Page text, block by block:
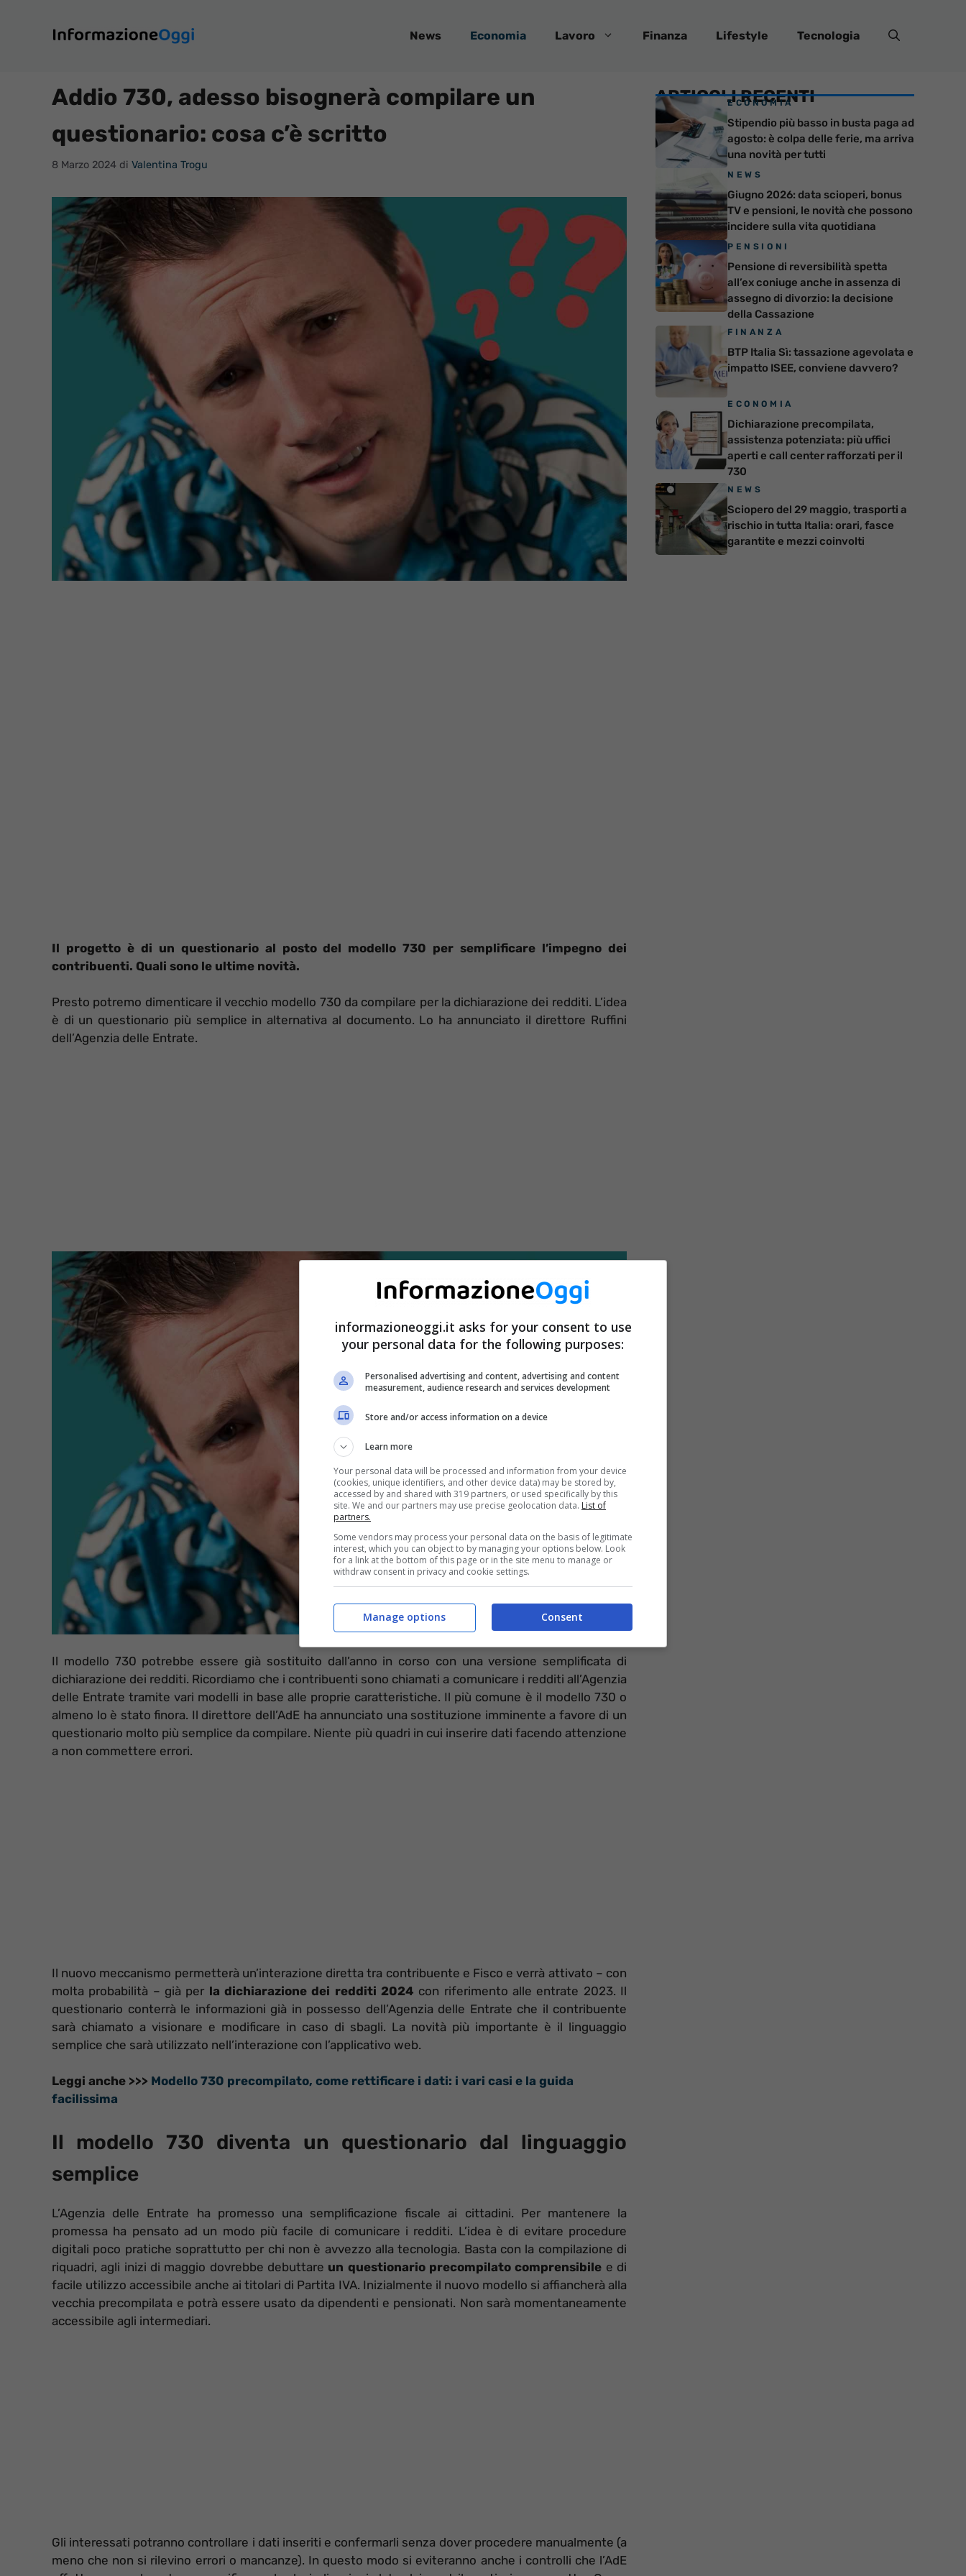
contenuto
News Economia Lavoro Finanza Lifestyle Tecnologia
Addio 730, adesso bisognerà compilare un
questionario: cosa c’è scritto
8 Marzo 2024 di Valentina Trogu
Il progetto è di un questionario al posto del modello 730 per semplificare l’impegno dei
contribuenti. Quali sono le ultime novità.
Presto potremo dimenticare il vecchio modello 730 da compilare per la dichiarazione dei redditi. L’idea
è di un questionario più semplice in alternativa al documento. Lo ha annunciato il direttore Ruffini
dell’Agenzia delle Entrate.
Il modello 730 potrebbe essere già sostituito dall’anno in corso con una versione semplificata di
dichiarazione dei redditi. Ricordiamo che i contribuenti sono chiamati a comunicare i redditi all’Agenzia
delle Entrate tramite vari modelli in base alle proprie caratteristiche. Il più comune è il modello 730 o
almeno lo è stato finora. Il direttore dell’AdE ha annunciato una sostituzione imminente a favore di un
questionario molto più semplice da compilare. Niente più quadri in cui inserire dati facendo attenzione
a non commettere errori.
Il nuovo meccanismo permetterà un’interazione diretta tra contribuente e Fisco e verrà attivato – con
molta probabilità – già per la dichiarazione dei redditi 2024 con riferimento alle entrate 2023. Il
questionario conterrà le informazioni già in possesso dell’Agenzia delle Entrate che il contribuente
sarà chiamato a visionare e modificare in caso di sbagli. La novità più importante è il linguaggio
semplice che sarà utilizzato nell’interazione con l’applicativo web.
Leggi anche >>> Modello 730 precompilato, come rettificare i dati: i vari casi e la guida
facilissima
Il modello 730 diventa un questionario dal linguaggio
semplice
L’Agenzia delle Entrate ha promesso una semplificazione fiscale ai cittadini. Per mantenere la
promessa ha pensato ad un modo più facile di comunicare i redditi. L’idea è di evitare procedure
digitali poco pratiche soprattutto per chi non è avvezzo alla tecnologia. Basta con la compilazione di
riquadri, agli inizi di maggio dovrebbe debuttare un questionario precompilato comprensibile e di
facile utilizzo accessibile anche ai titolari di Partita IVA. Inizialmente il nuovo modello si affiancherà alla
vecchia precompilata e potrà essere usato da dipendenti e pensionati. Non sarà momentaneamente
accessibile agli intermediari.
Gli interessati potranno controllare i dati inseriti e confermarli senza dover procedere manualmente (a
meno che non si rilevino errori o mancanze). In questo modo si eviteranno anche i controlli che l’AdE
ARTICOLI RECENTI
ECONOMIA
Stipendio più basso in busta paga ad
agosto: è colpa delle ferie, ma arriva
una novità per tutti
NEWS
Giugno 2026: data scioperi, bonus
TV e pensioni, le novità che possono
incidere sulla vita quotidiana
PENSIONI
Pensione di reversibilità spetta
all’ex coniuge anche in assenza di
assegno di divorzio: la decisione
della Cassazione
FINANZA
BTP Italia Sì: tassazione agevolata e
impatto ISEE, conviene davvero?
ECONOMIA
Dichiarazione precompilata,
assistenza potenziata: più uffici
aperti e call center rafforzati per il
730
NEWS
Sciopero del 29 maggio, trasporti a
rischio in tutta Italia: orari, fasce
garantite e mezzi coinvolti
informazioneoggi.it asks for your consent to use
your personal data for the following purposes:
Personalised advertising and content, advertising and content
measurement, audience research and services development
Store and/or access information on a device
Learn more
Your personal data will be processed and information from your device
(cookies, unique identifiers, and other device data) may be stored by,
accessed by and shared with 319 partners, or used specifically by this
site. We and our partners may use precise geolocation data. List of
partners.
Some vendors may process your personal data on the basis of legitimate
interest, which you can object to by managing your options below. Look
for a link at the bottom of this page or in the site menu to manage or
withdraw consent in privacy and cookie settings.
Consent
Manage options